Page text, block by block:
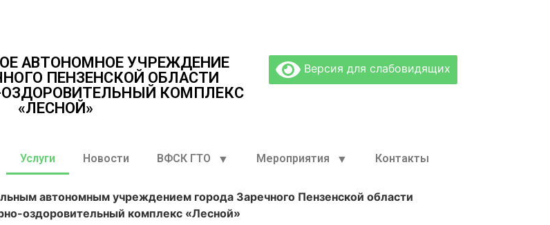
АВТОНОМНОЕ УЧРЕЖДЕНИЕ
ПЕНЗЕНСКОЙ ОБЛАСТИ
КОМПЛЕКС
«ЛЕСНОЙ»
Версия для слабовидящих
Услуги Новости ВФСК ГТО Мероприятия Контакты
автономным учреждением города Заречного Пензенской области
оздоровительный комплекс «Лесной»